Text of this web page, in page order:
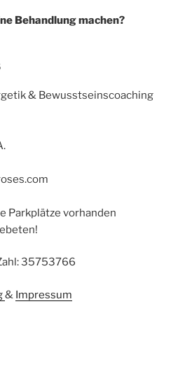
Behandlung machen?
& Bewusstseinscoaching
Parkplätze vorhanden
35753766
& Impressum